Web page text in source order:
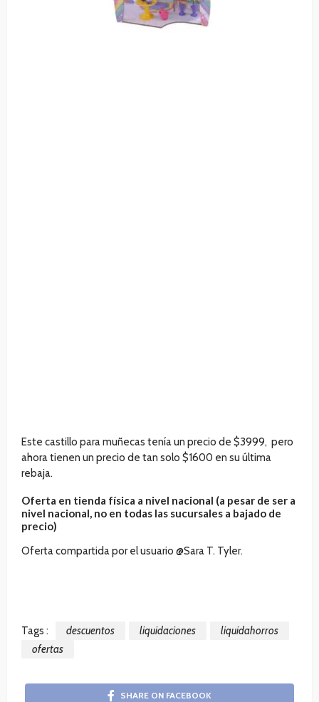
Este castillo para muñecas tenía un precio de $3999, pero
ahora tienen un precio de tan solo $1600 en su última
rebaja.
Oferta en tienda física a nivel nacional (a pesar de ser a
nivel nacional, no en todas las sucursales a bajado de
precio)
Oferta compartida por el usuario @Sara T. Tyler.
Tags : descuentos liquidaciones
liquidahorros
ofertas
SHARE ON FACEBOOK